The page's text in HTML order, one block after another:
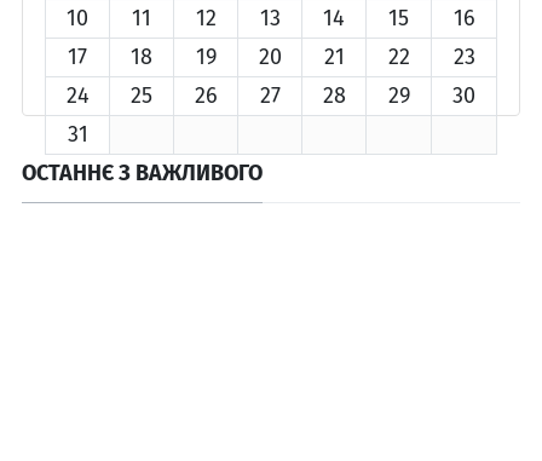
10
11 12 13 14 15
16
17
18 19 20 21 22
23
24
25 26 27 28 29
30
31
ОСТАННЄ З ВАЖЛИВОГО